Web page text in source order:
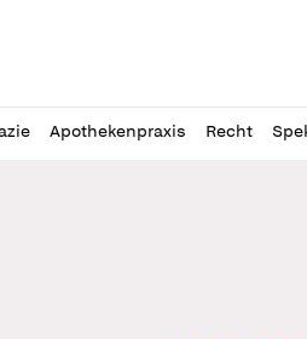
Apothekenpraxis Recht
Logo